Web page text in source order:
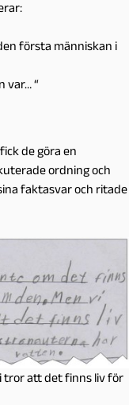
första människan i
var… “
de göra en
ordning och
faktasvar och ritade
tror att det finns liv för